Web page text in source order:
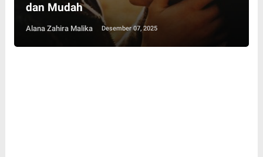
dan Mudah
Alana Zahira Malika Desember 07, 2025